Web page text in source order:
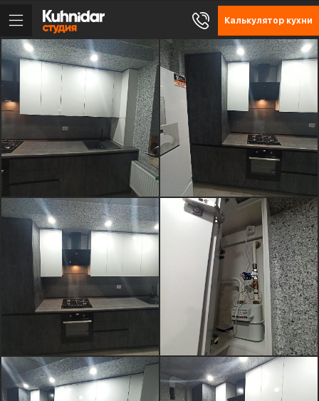
Калькулятор кухни